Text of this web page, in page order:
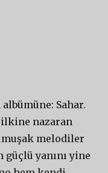
Sahar.
ilkine nazaran
melodiler
güçlü yanını yine